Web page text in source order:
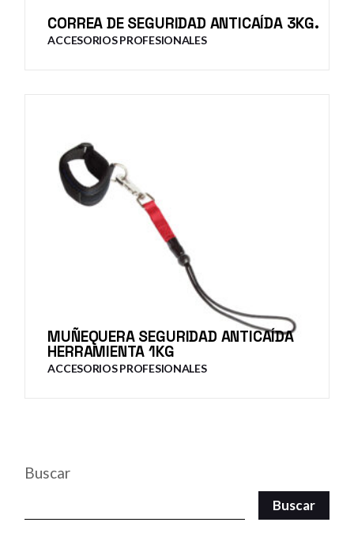
CORREA DE SEGURIDAD ANTICAÍDA 3KG.
ACCESORIOS PROFESIONALES
MUÑEQUERA SEGURIDAD ANTICAÍDA
HERRAMIENTA 1KG
ACCESORIOS PROFESIONALES
Buscar
Buscar